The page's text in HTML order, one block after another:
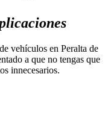
vehículos en Peralta de
a que no tengas que
innecesarios.